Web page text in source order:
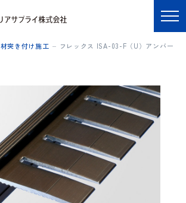
突き付け施工 フレックス ISA-03-F（U）アンバー